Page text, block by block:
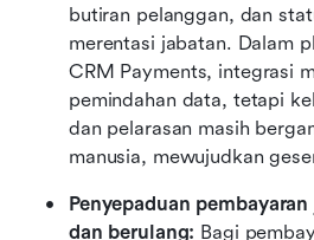
butiran pelanggan, dan
merentasi jabatan. Dalam
CRM Payments, integrasi
pemindahan data, tetapi
dan pelarasan masih
manusia, mewujudkan
Penyepaduan
dan berulang: Bagi